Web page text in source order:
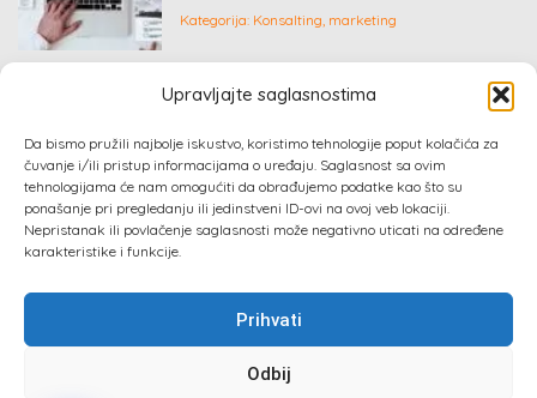
Upravljajte saglasnostima
Da bismo pružili najbolje iskustvo, koristimo tehnologije poput kolačića za
čuvanje i/ili pristup informacijama o uređaju. Saglasnost sa ovim
tehnologijama će nam omogućiti da obrađujemo podatke kao što su
ponašanje pri pregledanju ili jedinstveni ID-ovi na ovoj veb lokaciji.
Nepristanak ili povlačenje saglasnosti može negativno uticati na određene
karakteristike i funkcije.
Prihvati
Odbij
Kategorija: Konsalting, marketing
KERAMIČAR ZA VAS!
Kategorija:Građevinarstvo
Sva prava zadržana 2024 ©Izrada web sajta